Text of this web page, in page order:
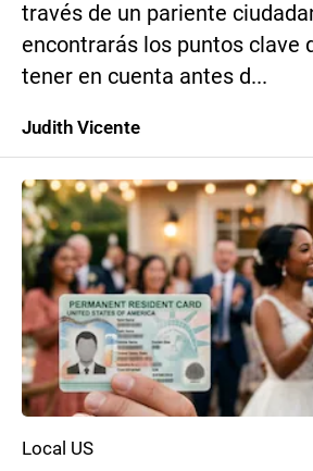
través de un pariente
encontrarás los puntos clave
tener en cuenta antes d...
Judith Vicente
Local US